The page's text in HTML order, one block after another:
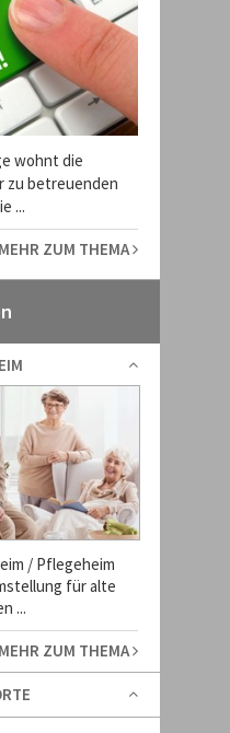
wohnt die
zu betreuenden
...
MEHR ZUM THEMA
/ Pflegeheim
für alte
...
MEHR ZUM THEMA